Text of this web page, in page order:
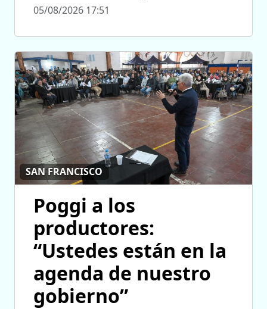
05/08/2026 17:51
SAN FRANCISCO
Poggi a los
productores:
“Ustedes están en la
agenda de nuestro
gobierno”